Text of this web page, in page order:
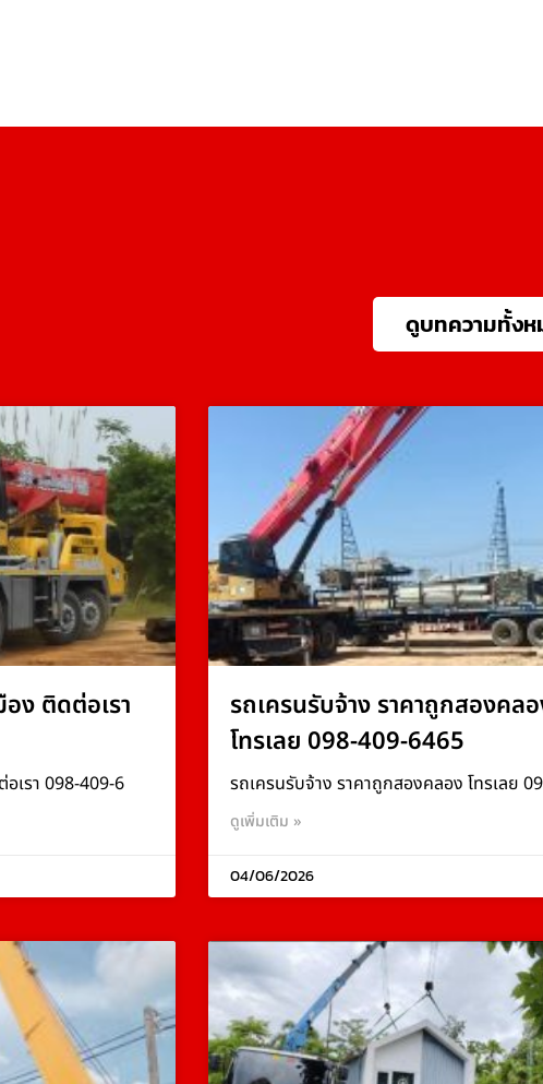
ดูบทความทั้ง
ง ติดต่อเรา
เรา 098-409-6
รถเครนรับจ้าง ราคาถูกสองคล
โทรเลย 098-409-6465
รถเครนรับจ้าง ราคาถูกสองคลอง โทรเลย
ดูเพิ่มเติม »
04/06/2026